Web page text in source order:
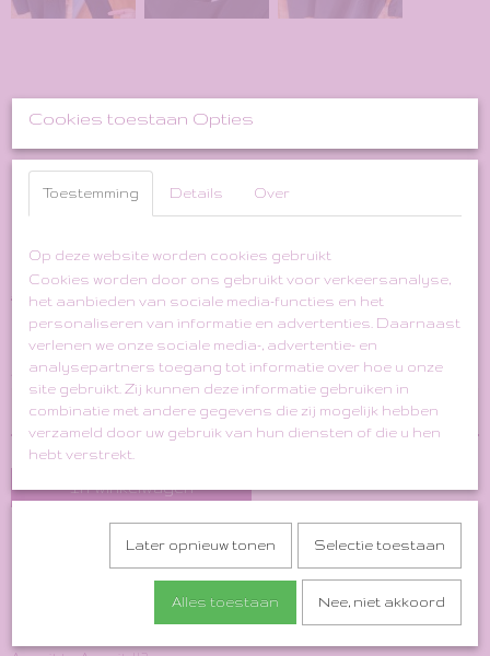
'90s Black & Gold Beaded
Mini "Showgirls" Dress
€ 49,00 € 34,30 (inclusief btw 21%)
Op voorraad
Aantal
In winkelwagen
Material: Acetate/Polyester
Size Indication: S/M
Cookies toestaan Opties
Toestemming Details Over
Op deze website worden cookies gebruikt
Cookies worden door ons gebruikt voor verkeersanalyse,
het aanbieden van sociale media-functies en het
personaliseren van informatie en advertenties. Daarnaast
verlenen we onze sociale media-, advertentie- en
analysepartners toegang tot informatie over hoe u onze
site gebruikt. Zij kunnen deze informatie gebruiken in
combinatie met andere gegevens die zij mogelijk hebben
verzameld door uw gebruik van hun diensten of die u hen
hebt verstrekt.
Later opnieuw tonen Selectie toestaan
Alles toestaan Nee, niet akkoord